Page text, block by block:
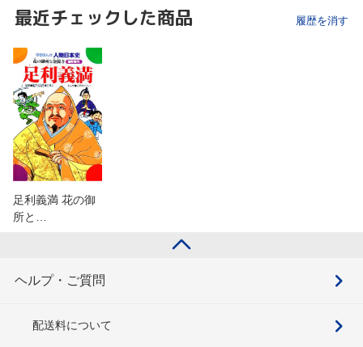
最近チェックした商品 履歴を消す
足利義満 花の御
所と…
ヘルプ・ご質問
配送料について